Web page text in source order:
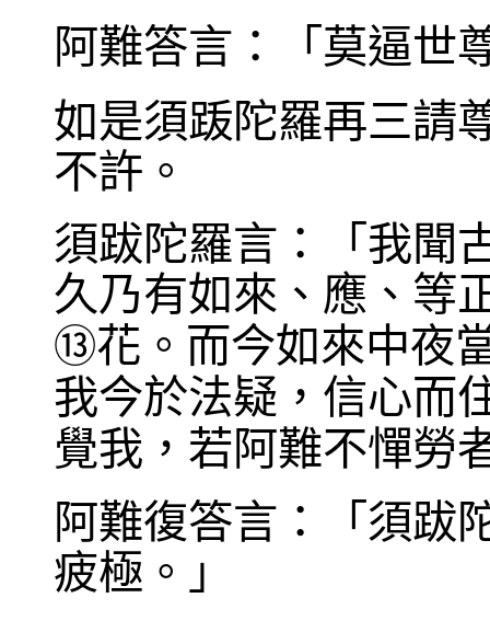
阿難答言：「莫逼世
如是須䟦陀羅再三請
不許。
須跋陀羅言：「我聞
久乃有如來、應、等
⑬花。而今如來中夜
我今於法疑，信心而
覺我，若阿難不憚勞
阿難復答言：「須跋
疲極。」